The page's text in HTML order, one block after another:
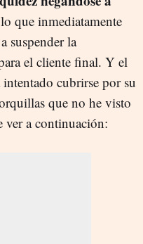
lo que inmediatamente
suspender la
el cliente final. Y el
cubrirse por su
que no he visto
ver a continuación: